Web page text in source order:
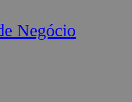
Negócio